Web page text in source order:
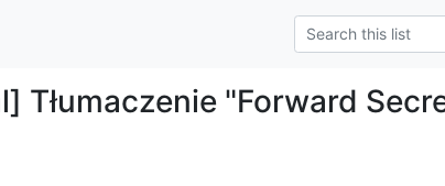
Tłumaczenie "Forward